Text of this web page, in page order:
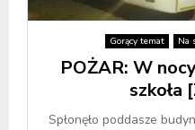
Gorący temat Na
POŻAR: W
szkoła
Spłonęło poddasze